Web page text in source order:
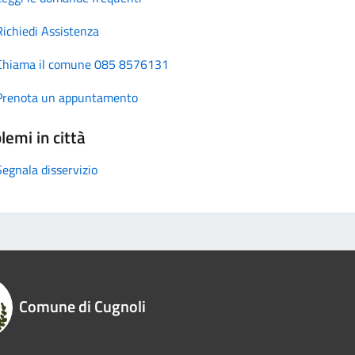
Assistenza
il comune 085 8576131
un appuntamento
in città
disservizio
Comune di Cugnoli